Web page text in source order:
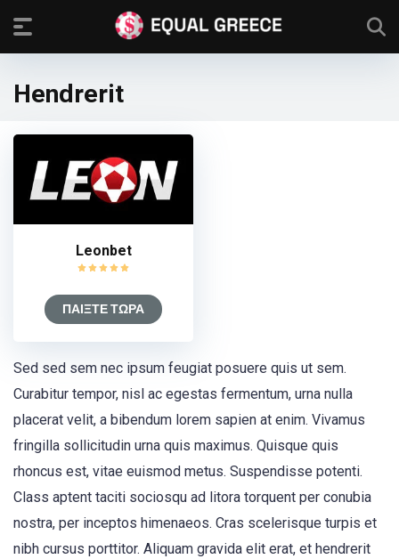
Hendrerit
Leonbet
ΠΑΙΞΤΕ ΤΩΡΑ
Sed sed sem nec ipsum feugiat posuere quis ut sem.
Curabitur tempor, nisl ac egestas fermentum, urna nulla
placerat velit, a bibendum lorem sapien at enim. Vivamus
fringilla sollicitudin urna quis maximus. Quisque quis
rhoncus est, vitae euismod metus. Suspendisse potenti.
Class aptent taciti sociosqu ad litora torquent per conubia
nostra, per inceptos himenaeos. Cras scelerisque turpis et
nibh cursus porttitor. Aliquam gravida elit erat, et hendrerit